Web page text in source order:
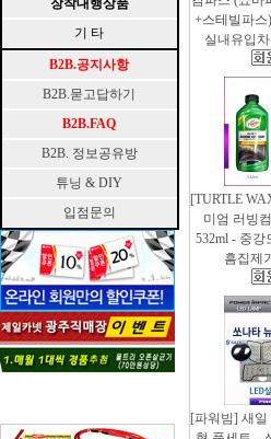
장착대행상품
기 타
B2B.공지사항
B2B.묻고답하기
B2B.FAQ
B2B. 정보공유방
튜닝 & DIY
입점문의
+스테빌파스
실내유입
[TURTLE
미엄 러빙
532ml - 중강
흠집제
[파워빔] 새